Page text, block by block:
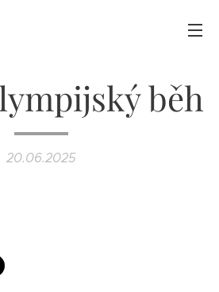
běh
20.06.2025